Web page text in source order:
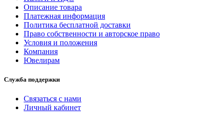
Описание товара
Платежная информация
Политика бесплатной доставки
Право собственности и авторское право
Условия и положения
Компания
Ювелирам
Служба поддержки
Связаться с нами
Личный кабинет